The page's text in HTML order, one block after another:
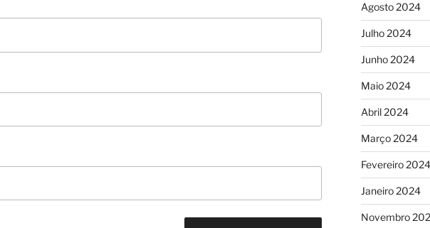
Agosto 2024
Julho 2024
Junho 2024
Maio 2024
Abril 2024
Março 2024
Fevereiro 2024
Janeiro 2024
Novembro